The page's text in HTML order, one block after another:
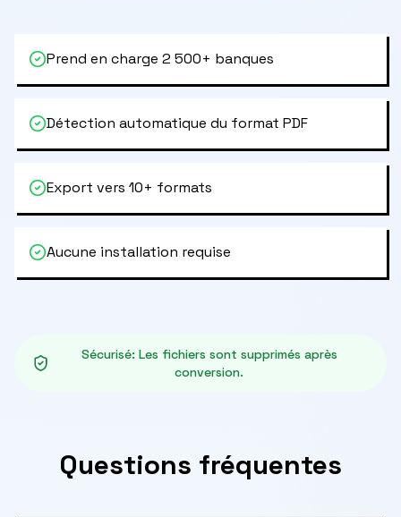
Prend en charge 2 500+ banques
Détection automatique du format PDF
Export vers 10+ formats
Aucune installation requise
Sécurisé: Les fichiers sont supprimés après
conversion.
Questions fréquentes